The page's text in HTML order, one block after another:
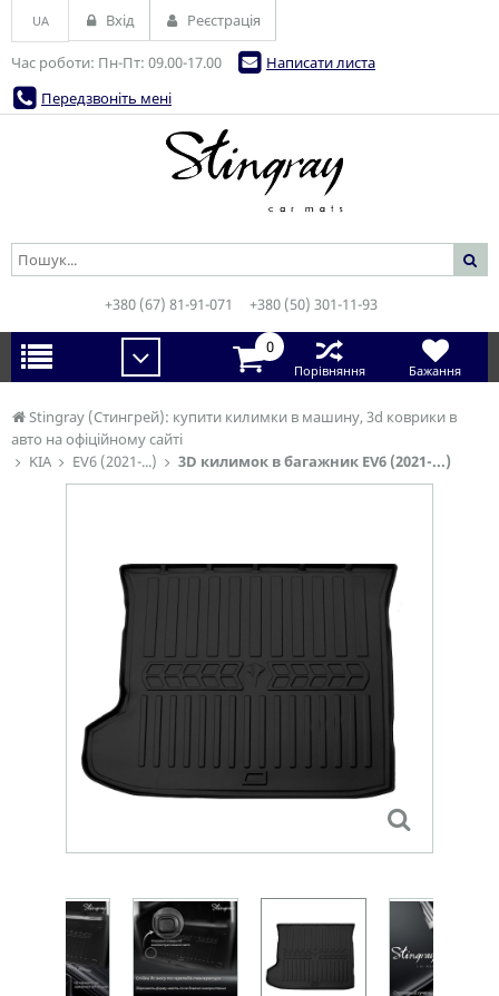
Stingray (Стингрей): купити килимки в машину, 3d коврики в
авто на офіційному сайті
KIA
EV6 (2021-...) 3D килимок в багажник EV6 (2021-...)
Час роботи: Пн-Пт: 09.00-17.00
Написати листа
Передзвоніть мені
UA Вхід Реєстрація
+380 (67) 81-91-071 +380 (50) 301-11-93
0
Порівняння Бажання